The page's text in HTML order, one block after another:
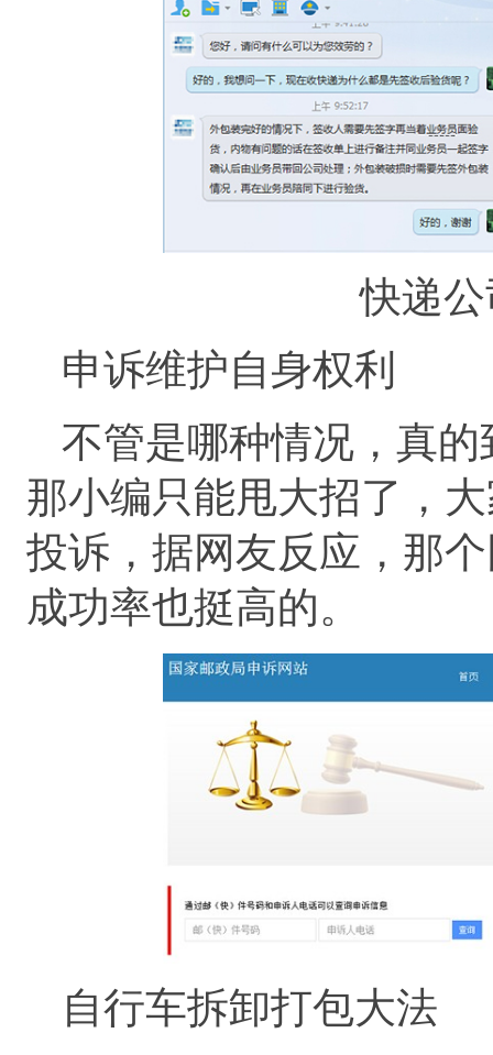
快递
申诉维护自身权利
不管是哪种情况，真
那小编只能甩大招了，
投诉，据网友反应，那
成功率也挺高的。
自行车拆卸打包大法